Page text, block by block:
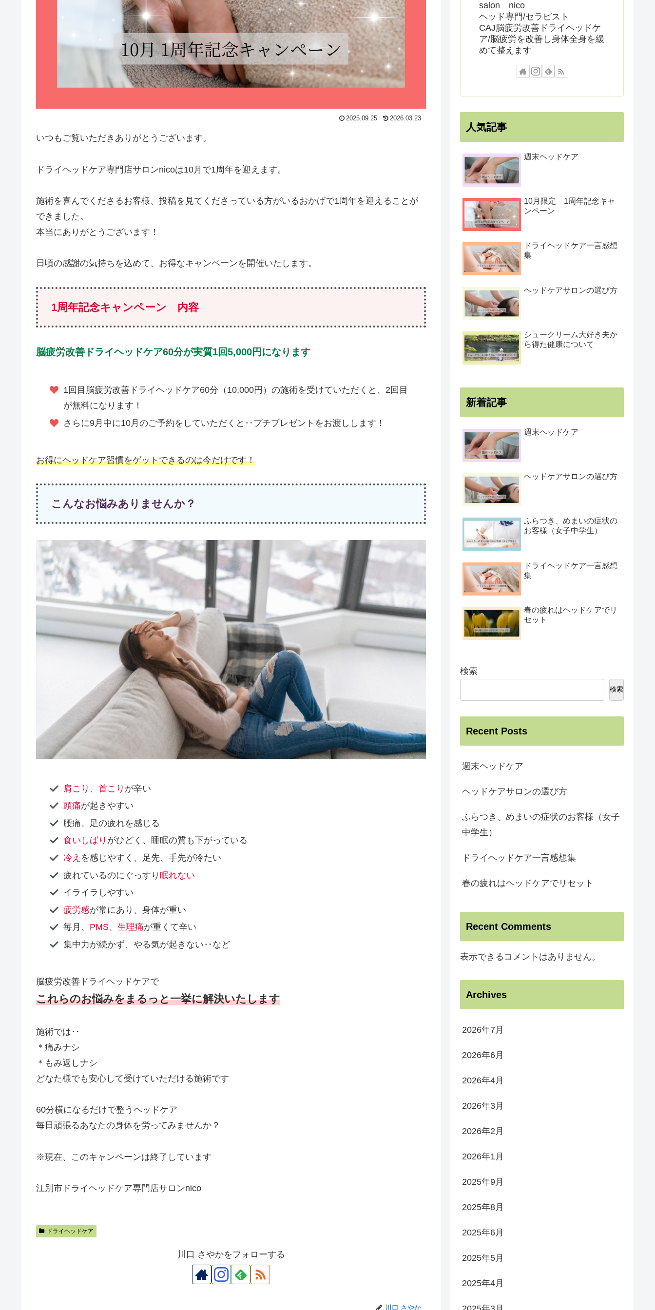
2025.09.25 2026.03.23
いつもご覧いただきありがとうございます。
ドライヘッドケア専門店サロンnicoは10月で1周年を迎えます。
施術を喜んでくださるお客様、投稿を見てくださっている方がいるおかげで1周年を迎えることが
できました。
本当にありがとうございます！
日頃の感謝の気持ちを込めて、お得なキャンペーンを開催いたします。
1周年記念キャンペーン 内容
脳疲労改善ドライヘッドケア60分が実質1回5,000円になります
1回目脳疲労改善ドライヘッドケア60分（10,000円）の施術を受けていただくと、2回目
が無料になります！
さらに9月中に10月のご予約をしていただくと‥プチプレゼントをお渡しします！
お得にヘッドケア習慣をゲットできるのは今だけです！
こんなお悩みありませんか？
肩こり、首こり が辛い
頭痛が起きやすい
腰痛、足の疲れを感じる
食いしばり がひどく、睡眠の質も下がっている
冷え を感じやすく、足先、手先が冷たい
疲れているのにぐっすり眠れない
イライラしやすい
疲労感が常にあり、身体が重い
毎月、 PMS、生理痛が重くて辛い
集中力が続かず、やる気が起きない‥など
脳疲労改善ドライヘッドケアで
これらのお悩みをまるっと一挙に解決いたします
施術では‥
＊痛みナシ
＊もみ返しナシ
どなた様でも安心して受けていただける施術です
60分横になるだけで整うヘッドケア
毎日頑張るあなたの身体を労ってみませんか？
※現在、このキャンペーンは終了しています
江別市ドライヘッドケア専門店サロンnico
ドライヘッドケア
川口 さやかをフォローする
川口 さやか
salon nico
ヘッド専門/セラピスト
CAJ脳疲労改善ドライヘッドケ
ア/脳疲労を改善し身体全身を緩
めて整えます
人気記事
週末ヘッドケア
10月限定 1周年記念キャ
ンペーン
ドライヘッドケア一言感想
集
ヘッドケアサロンの選び方
シュークリーム大好き夫か
ら得た健康について
新着記事
週末ヘッドケア
ヘッドケアサロンの選び方
ふらつき、めまいの症状の
お客様（女子中学生）
ドライヘッドケア一言感想
集
春の疲れはヘッドケアでリ
セット
検索
検索
Recent Posts
週末ヘッドケア
ヘッドケアサロンの選び方
ふらつき、めまいの症状のお客様（女子
中学生）
ドライヘッドケア一言感想集
春の疲れはヘッドケアでリセット
Recent Comments
表示できるコメントはありません。
Archives
2026年7月
2026年6月
2026年4月
2026年3月
2026年2月
2026年1月
2025年9月
2025年8月
2025年6月
2025年5月
2025年4月